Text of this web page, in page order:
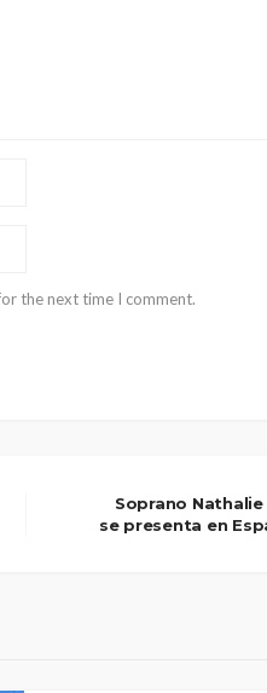
the next time I comment.
Soprano Nathalie
se presenta en